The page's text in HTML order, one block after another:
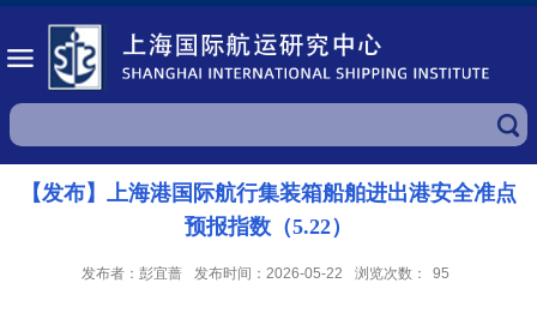
【发布】上海港国际航行集装箱船舶进出港安全准点
预报指数（5.22）
发布者：彭宜蔷 发布时间：2026-05-22 浏览次数： 95